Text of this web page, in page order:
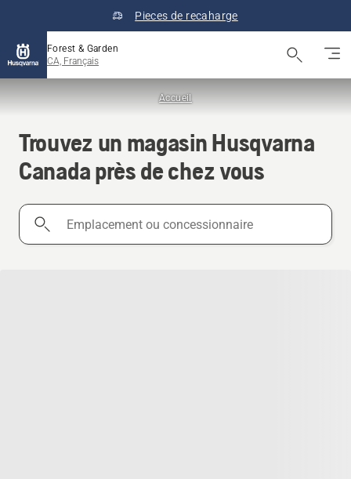
Pieces de recaharge
Forest & Garden
CA, Français
Accueil
Trouvez un magasin Husqvarna
Canada près de chez vous
Emplacement